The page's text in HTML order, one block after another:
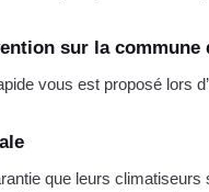
sur la commune
vous est proposé lors
que leurs